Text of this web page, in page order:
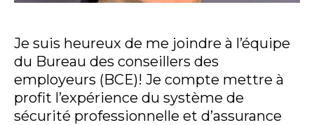
Je suis heureux de me joindre à l’équipe
du Bureau des conseillers des
employeurs (BCE)! Je compte mettre à
profit l’expérience du système de
sécurité professionnelle et d’assurance